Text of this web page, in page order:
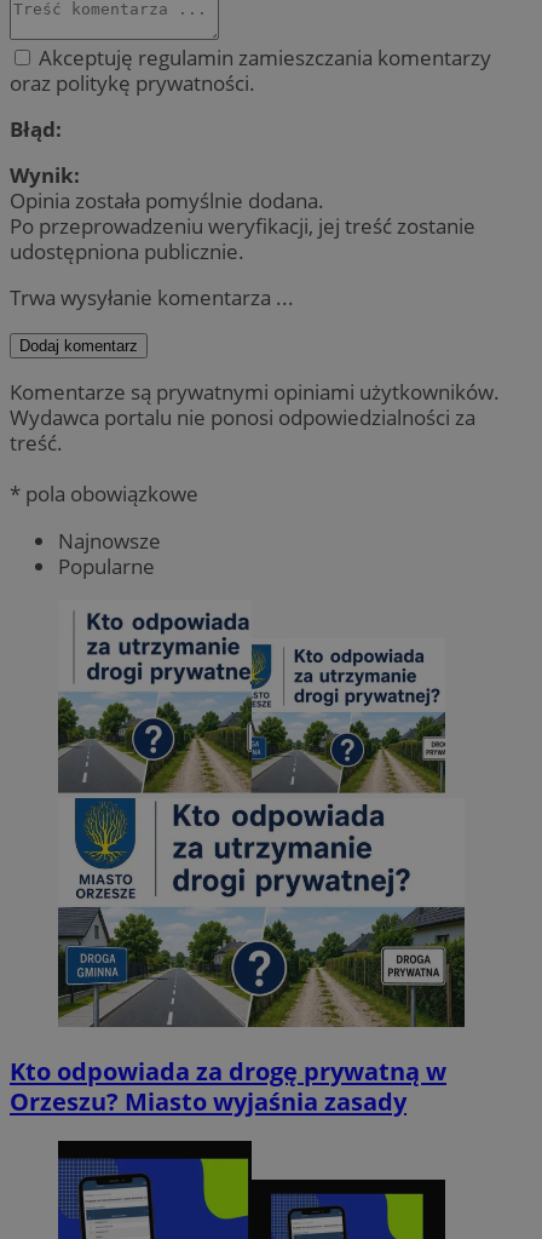
Akceptuję regulamin zamieszczania komentarzy
oraz politykę prywatności.
Błąd:
Wynik:
Opinia została pomyślnie dodana.
Po przeprowadzeniu weryfikacji, jej treść zostanie
udostępniona publicznie.
Trwa wysyłanie komentarza ...
Dodaj komentarz
Komentarze są prywatnymi opiniami użytkowników.
Wydawca portalu nie ponosi odpowiedzialności za
treść.
* pola obowiązkowe
Najnowsze
Popularne
Kto odpowiada za drogę prywatną w
Orzeszu? Miasto wyjaśnia zasady